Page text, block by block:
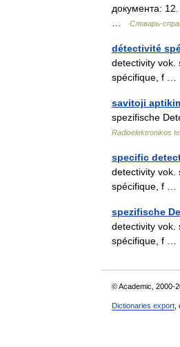
документа:
Словарь-
détectivité
detectivity vok.
spécifique, f …
savitoji
spezifische
Radioelektronikos
specific
detectivity vok.
spécifique, f …
spezifische
detectivity vok.
spécifique, f …
© Academic, 2000-
Dictionaries export